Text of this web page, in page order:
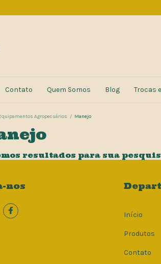
Contato Quem Somos Blog Trocas
Agropecuários / Manejo
resultados para sua
nos
Início
Produtos
Contato